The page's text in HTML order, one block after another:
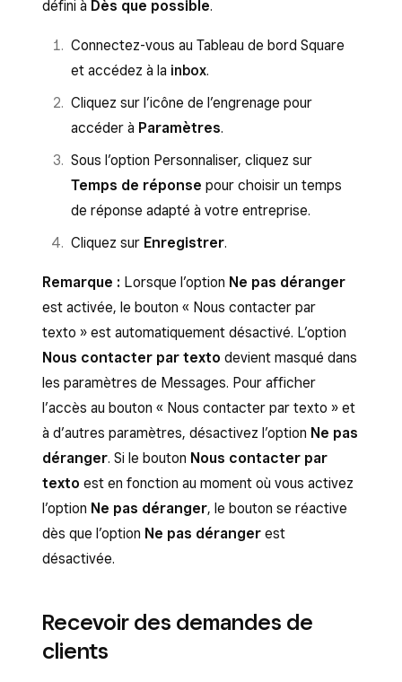
désactivez l’option
. Si vous utilisez plusieurs
désactiver chaque site
individuellement. Si vous utilisez
plusieurs points de vente, assurez-
vous de choisir lePoint de vente
d’origine des réponses pour chaque
Activez ou désactivez
Activez ou désactivezProjet
Activez ou désactivezContrat.
Enregistrer
Activez ou désactivez
Activez ou désactivezContrat.
Cliquez surEnregistrer
défini à Dès que possible.
Connectez-vous au Tableau de bord Square
et accédez à la inbox.
Cliquez sur l’icône de l’engrenage pour
accéder à Paramètres.
Sous l’option Personnaliser, cliquez sur
Temps de réponse pour choisir un temps
de réponse adapté à votre entreprise.
Cliquez sur Enregistrer.
Remarque : Lorsque l’option Ne pas déranger
est activée, le bouton « Nous contacter par
texto » est automatiquement désactivé. L’option
Nous contacter par texto devient masqué dans
les paramètres de Messages. Pour afficher
l’accès au bouton « Nous contacter par texto » et
à d’autres paramètres, désactivez l’option Ne pas
déranger. Si le bouton Nous contacter par
texto est en fonction au moment où vous activez
l’option Ne pas déranger, le bouton se réactive
dès que l’option Ne pas déranger est
désactivée.
Recevoir des demandes de
clients